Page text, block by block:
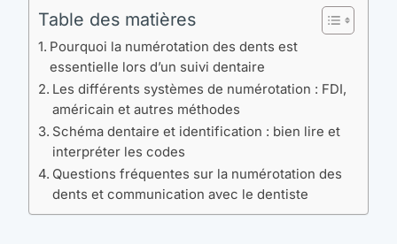
Table des matières
Pourquoi la numérotation des dents est
essentielle lors d’un suivi dentaire
Les différents systèmes de numérotation : FDI,
américain et autres méthodes
Schéma dentaire et identification : bien lire et
interpréter les codes
Questions fréquentes sur la numérotation des
dents et communication avec le dentiste